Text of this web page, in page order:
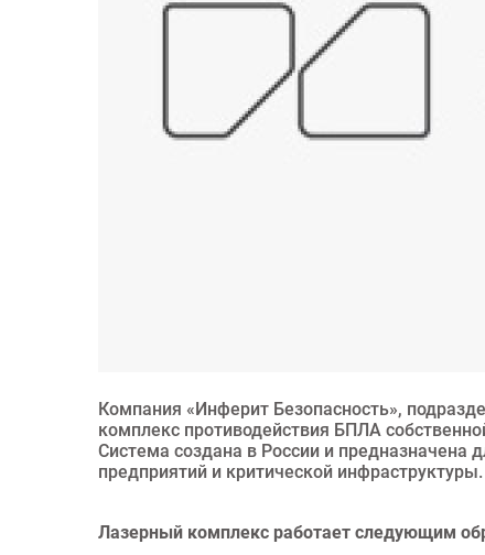
Компания «Инферит Безопасность»,
комплекс противодействия БПЛА
Система создана в России и
предприятий и критической инфраструктуры.
Лазерный комплекс работает следующим